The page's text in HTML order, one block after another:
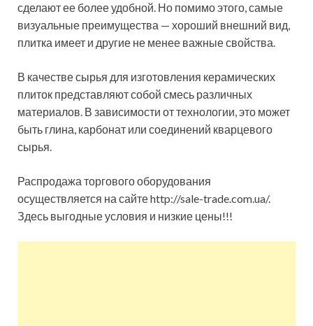
сделают ее более удобной. Но помимо этого, самые
визуальные преимущества — хороший внешний вид,
плитка имеет и другие не менее важные свойства.
В качестве сырья для изготовления керамических
плиток представляют собой смесь различных
материалов. В зависимости от технологии, это может
быть глина, карбонат или соединений кварцевого
сырья.
Распродажа торгового оборудования
осуществляется на сайте http://sale-trade.com.ua/.
Здесь выгодные условия и низкие цены!!!